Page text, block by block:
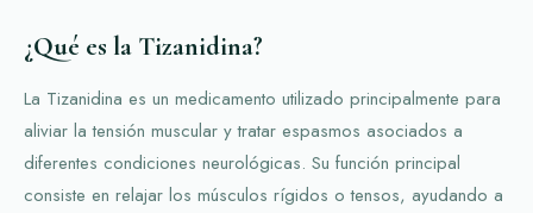
¿Qué es la Tizanidina?
La Tizanidina es un medicamento utilizado principalmente para
aliviar la tensión muscular y tratar espasmos asociados a
diferentes condiciones neurológicas. Su función principal
consiste en relajar los músculos rígidos o tensos, ayudando a